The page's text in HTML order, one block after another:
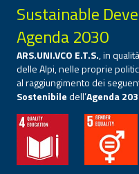
Sustainable
Agenda 2030
ARS.UNI.VCO E.T.S., in
delle Alpi, nelle proprie
al raggiungimento dei
Sostenibiledell’Agenda